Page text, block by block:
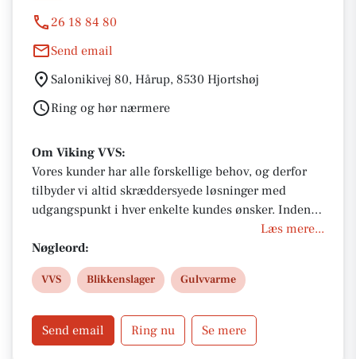
26 18 84 80
Send email
Salonikivej 80, Hårup, 8530 Hjortshøj
Ring og hør nærmere
Om Viking VVS:
Vores kunder har alle forskellige behov, og derfor
tilbyder vi altid skræddersyede løsninger med
udgangspunkt i hver enkelte kundes ønsker. Inden vi
går i gang, forventningsafstemmer vi med dig, så vi
kan levere et resultat, der lever op til dine
forventninger.
Læs mere...
Nøgleord:
VVS Blikkenslager Gulvvarme
Send email Ring nu Se mere